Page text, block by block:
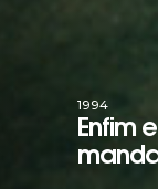
1994
Enfim